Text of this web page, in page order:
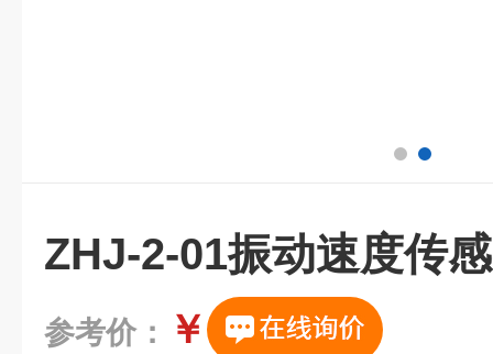
ZHJ-2-01振动速度传
参考价： ￥